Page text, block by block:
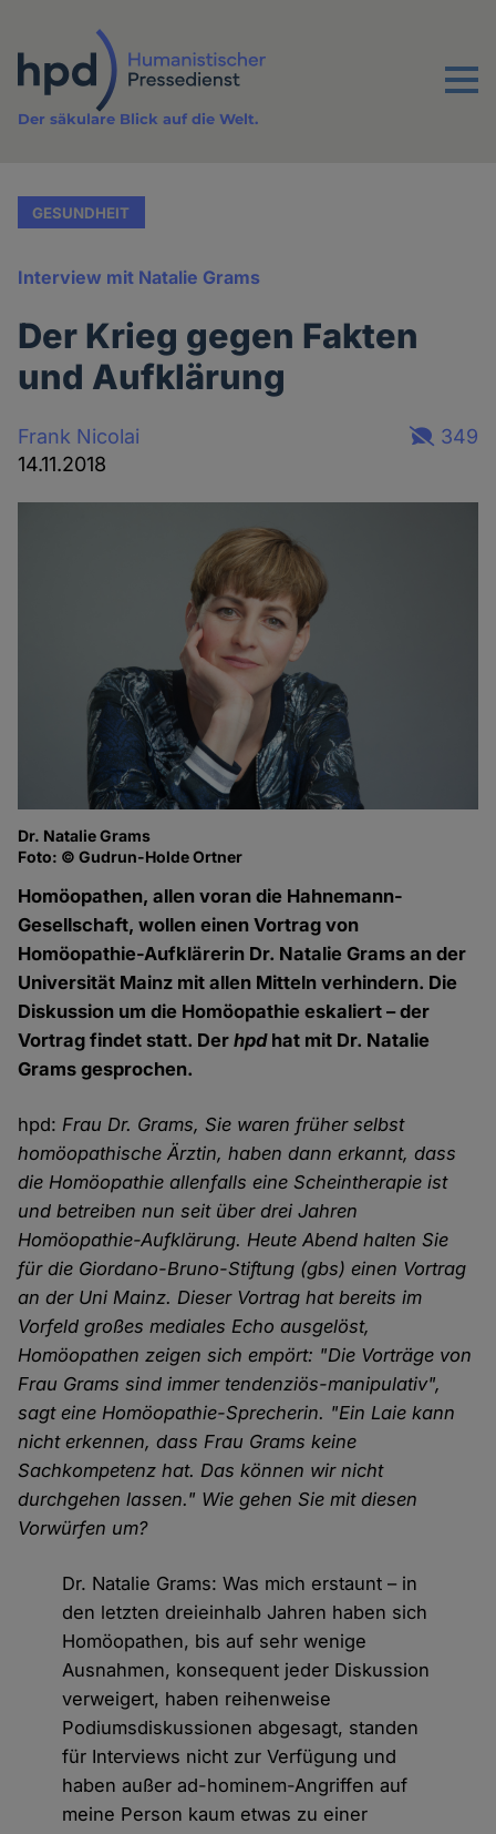
Inhalt
Menu
Der säkulare Blick auf die Welt.
GESUNDHEIT
Interview mit Natalie Grams
Der Krieg gegen Fakten
und Aufklärung
Frank Nicolai
14.11.2018
349
Dr. Natalie Grams
Foto: © Gudrun-Holde Ortner
Homöopathen, allen voran die Hahnemann-
Gesellschaft, wollen einen Vortrag von
Homöopathie-Aufklärerin Dr. Natalie Grams an der
Universität Mainz mit allen Mitteln verhindern. Die
Diskussion um die Homöopathie eskaliert – der
Vortrag findet statt. Derhpdhat mit Dr. Natalie
Grams gesprochen.
hpd:Frau Dr. Grams, Sie waren früher selbst
homöopathische Ärztin, haben dann erkannt, dass
die Homöopathie allenfalls eine Scheintherapie ist
und betreiben nun seit über drei Jahren
Homöopathie-Aufklärung. Heute Abend halten Sie
für die Giordano-Bruno-Stiftung (gbs) einen Vortrag
an der Uni Mainz. Dieser Vortrag hat bereits im
Vorfeld großes mediales Echo ausgelöst,
Homöopathen zeigen sich empört: "Die Vorträge von
Frau Grams sind immer tendenziös-manipulativ",
sagt eine Homöopathie-Sprecherin. "Ein Laie kann
nicht erkennen, dass Frau Grams keine
Sachkompetenz hat. Das können wir nicht
durchgehen lassen." Wie gehen Sie mit diesen
Vorwürfen um?
Dr. Natalie Grams: Was mich erstaunt – in
den letzten dreieinhalb Jahren haben sich
Homöopathen, bis auf sehr wenige
Ausnahmen, konsequent jeder Diskussion
verweigert, haben reihenweise
Podiumsdiskussionen abgesagt, standen
für Interviews nicht zur Verfügung und
haben außer ad-hominem-Angriffen auf
meine Person kaum etwas zu einer